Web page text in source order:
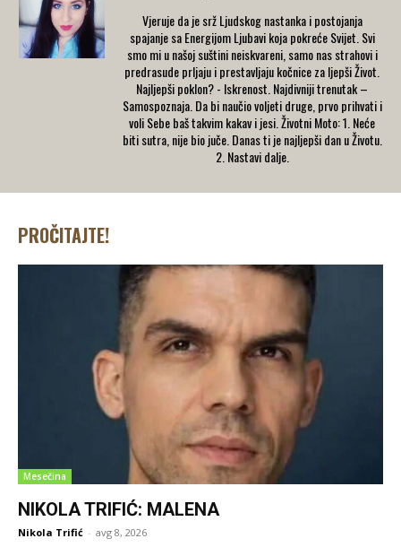
Vjeruje da je srž Ljudskog nastanka i postojanja
spajanje sa Energijom Ljubavi koja pokreće Svijet. Svi
smo mi u našoj suštini neiskvareni, samo nas strahovi i
predrasude prljaju i prestavljaju kočnice za ljepši Život.
Najljepši poklon? - Iskrenost. Najdivniji trenutak –
Samospoznaja. Da bi naučio voljeti druge, prvo prihvati i
voli Sebe baš takvim kakav i jesi. Životni Moto: 1. Neće
biti sutra, nije bio juče. Danas ti je najljepši dan u Životu.
2. Nastavi dalje.
PROČITAJTE!
Mesečina
NIKOLA TRIFIĆ: MALENA
Nikola Trifić - avg 8, 2026